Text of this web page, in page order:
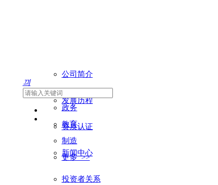
CP100
会议室控制器
政务
教育
制造
更多 >>
智能投屏会议解决方案
公司简介
发展历程
资质认证
新闻中心
投资者关系
끠